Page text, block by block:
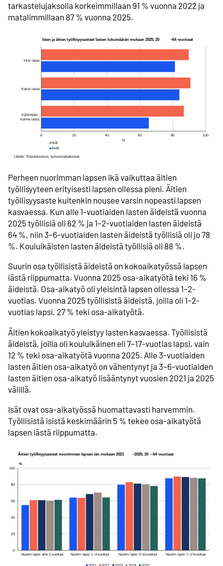
tarkastelujaksolla korkeimmillaan 91 % vuonna 2022 ja
matalimmillaan 87 % vuonna 2025.
Perheen nuorimman lapsen ikä vaikuttaa äitien
työllisyyteen erityisesti lapsen ollessa pieni. Äitien
työllisyysaste kuitenkin nousee varsin nopeasti lapsen
kasvaessa. Kun alle 1-vuotiaiden lasten äideistä vuonna
2025 työllisiä oli 62 % ja 1–2-vuotiaiden lasten äideistä
64 %, niin 3–6-vuotiaiden lasten äideistä työllisiä oli jo 78
%. Kouluikäisten lasten äideistä työllisiä oli 88 %.
Suurin osa työllisistä äideistä on kokoaikatyössä lapsen
iästä riippumatta. Vuonna 2025 osa-aikatyötä teki 16 %
äideistä. Osa-aikatyö oli yleisintä lapsen ollessa 1–2-
vuotias. Vuonna 2025 työllisistä äideistä, joilla oli 1–2-
vuotias lapsi, 27 % teki osa-aikatyötä.
Äitien kokoaikatyö yleistyy lasten kasvaessa. Työllisistä
äideistä, joilla oli kouluikäinen eli 7–17-vuotias lapsi, vain
12 % teki osa-aikatyötä vuonna 2025. Alle 3-vuotiaiden
lasten äitien osa-aikatyö on vähentynyt ja 3–6-vuotiaiden
lasten äitien osa-aikatyö lisääntynyt vuosien 2021 ja 2025
välillä.
Isät ovat osa-aikatyössä huomattavasti harvemmin.
Työllisistä isistä keskimäärin 5 % tekee osa-aikatyötä
lapsen iästä riippumatta.